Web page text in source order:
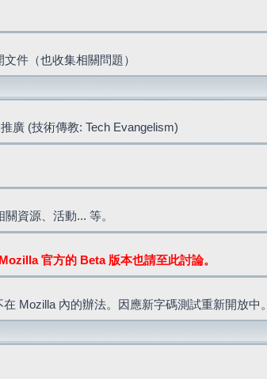
件（也收集相關問題）
廣 (技術傳教: Tech Evangelism)
資源、活動... 等。
官方的 Beta 版本也請至此討論。
Mozilla 內的辦法。因應新字碼測試重新開放中。